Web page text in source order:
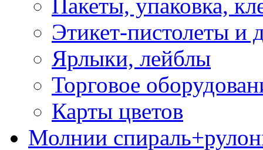
Пакеты, упаковка,
Этикет-пистолеты и
Ярлыки, лейблы
Торговое
Карты цветов
Молнии